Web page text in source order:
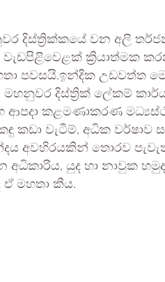
දිස්ත්‍රික්කයේ වන අලි
ක්‍රියාත්මක
පවසයි.ඉන්දික උඩවත්ත
දිස්ත්‍රික් ලේකම්
කළමණාකරණ
කඩා වැටීම්, අධික වර්ෂාව
අවහිරයකින් තොරව
අධිකාරිය, යුද හා නාවුක
මහතා කීය.